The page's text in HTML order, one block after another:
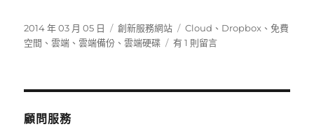
發
佈
2014 年 03 月 05 日
分
類
創新服務網站
標
籤
Cloud 、 Dropbox 、免費
空間 、雲端 、雲端備份 、雲端硬碟
在
有 1 則留言
顧問服務